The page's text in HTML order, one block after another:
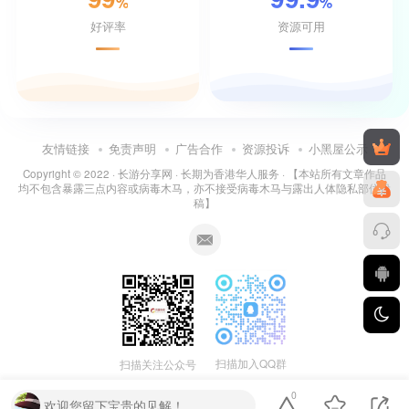
好评率 资源可用
友情链接 免责声明 广告合作 资源投诉 小黑屋公示
Copyright © 2022 · 长游分享网 · 长期为香港华人服务 · 【本站所有文章作品
均不包含暴露三点内容或病毒木马，亦不接受病毒木马与露出人体隐私部位投
稿】
扫描关注公众号 扫描加入QQ群
欢迎您留下宝贵的见解！
0